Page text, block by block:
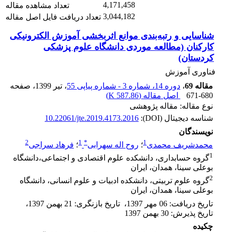
تعداد مشاهده مقاله
4,171,458
تعداد دریافت فایل اصل مقاله 3,044,182
شناسایی و رتبه‌بندی موانع اثربخشی آموزش الکترونیکی
کارکنان (مطالعه موردی دانشگاه علوم پزشکی
کردستان)
فناوری آموزش
مقاله 69
، دوره 14، شماره 3 - شماره پیاپی 55 ، تیر 1399
، صفحه
671-680
اصل مقاله (587.86 K
)
نوع مقاله: مقاله پژوهشی
شناسه دیجیتال (DOI):
10.22061/jte.2019.4173.2016
نویسندگان
محمدشریف محمدی1؛ روح اله سهرابی*
1؛ فرهاد سراجی2
1گروه حسابداری، دانشکده علوم اقتصادی و اجتماعی،دانشگاه
بوعلی سینا، همدان، ایران
2گروه علوم تربیتی، دانشکده ادبیات و علوم انسانی، دانشگاه
بوعلی سینا، همدان، ایران
تاریخ دریافت: 06 مهر 1397 ، تاریخ بازنگری: 21 بهمن 1397
،
تاریخ پذیرش: 30 بهمن 1397
چکیده